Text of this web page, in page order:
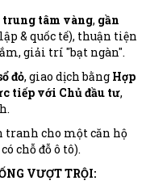
tâm vàng, gần
& quốc tế), thuận tiện
giải trí "bạt ngàn".
đỏ, giao dịch bằng Hợp
tiếp với Chủ đầu tư,
tranh cho một căn hộ
chỗ đỗ ô tô).
VƯỢT TRỘI: